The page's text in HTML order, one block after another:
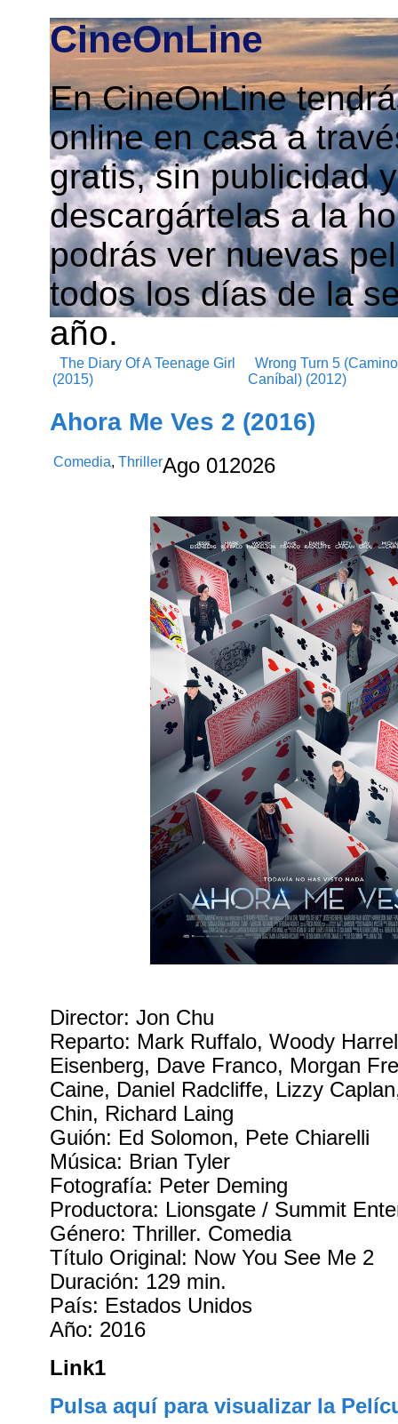
CineOnLine
En CineOnLine
online en casa a
gratis, sin publicidad
descargártelas a la
podrás ver nuevas
todos los días de la
año.
The Diary Of A Teenage Girl
(2015)
Wrong Turn 5
Caníbal) (2012)
Ahora Me Ves 2 (2016)
Comedia,ThrillerAgo 012026
Director: Jon Chu
Reparto: Mark Ruffalo, Woody
Eisenberg, Dave Franco, Morgan
Caine, Daniel Radcliffe, Lizzy
Chin, Richard Laing
Guión: Ed Solomon, Pete Chiarelli
Música: Brian Tyler
Fotografía: Peter Deming
Productora: Lionsgate / Summit
Género: Thriller. Comedia
Título Original: Now You See Me 2
Duración: 129 min.
País: Estados Unidos
Año: 2016
Link1
Pulsa aquí para visualizar la